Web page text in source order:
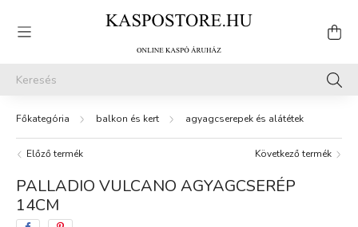
balkon és kert agyagcserepek és alátétek
Előző termék Következő termék
PALLADIO VULCANO AGYAGCSERÉP
14CM